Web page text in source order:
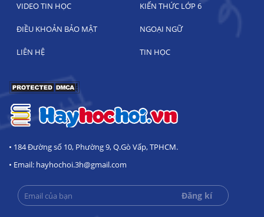
VIDEO TIN HỌC KIẾN THỨC LỚP 6
ĐIỀU KHOẢN BẢO MẬT NGOẠI NGỮ
LIÊN HỆ TIN HỌC
• 184 Đường số 10, Phường 9, Q.Gò Vấp, TPHCM.
• Email: hayhochoi.3h@gmail.com